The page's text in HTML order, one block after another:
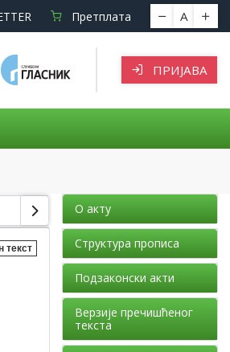
Претплата A
ПРИЈАВА
текст
О акту
Структура прописа
Подзаконски акти
Верзије пречишћеног
текста